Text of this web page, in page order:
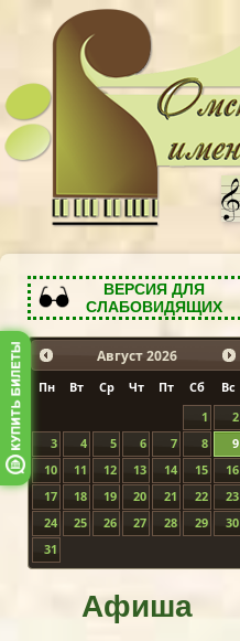
ВЕРСИЯ ДЛЯ
СЛАБОВИДЯЩИХ
Август 2026
Пн Вт Ср Чт Пт Сб
Вс
1
2
3
4 5 6 7 8
9
10
11 12 13 14 15
16
17
18 19 20 21 22
23
24
25 26 27 28 29
30
31
Афиша